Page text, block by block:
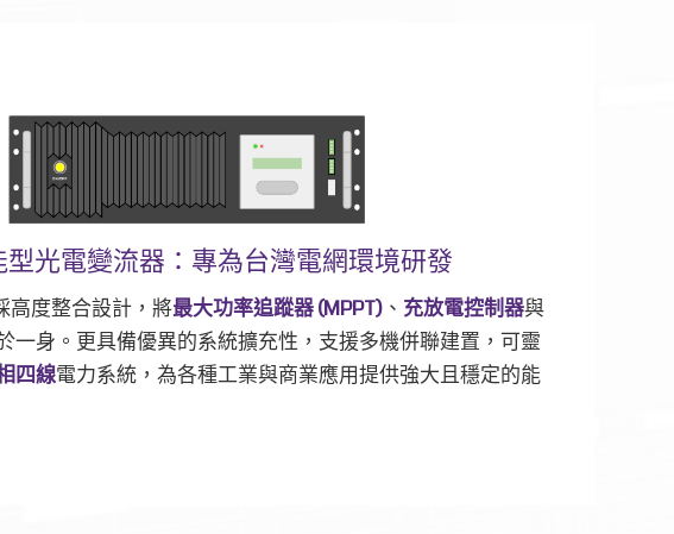
型光電變流器：專為台灣電網環境研發
高度整合設計，將最大功率追蹤器 (MPPT) 、 充放電控制器與
一身。更具備優異的系統擴充性，支援多機併聯建置，可靈
四線電力系統，為各種工業與商業應用提供強大且穩定的能